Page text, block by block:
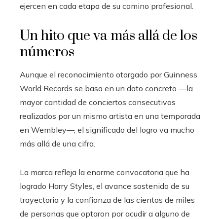
ejercen en cada etapa de su camino profesional.
Un hito que va más allá de los
números
Aunque el reconocimiento otorgado por Guinness
World Records se basa en un dato concreto —la
mayor cantidad de conciertos consecutivos
realizados por un mismo artista en una temporada
en Wembley—, el significado del logro va mucho
más allá de una cifra.
La marca refleja la enorme convocatoria que ha
logrado Harry Styles, el avance sostenido de su
trayectoria y la confianza de las cientos de miles
de personas que optaron por acudir a alguno de